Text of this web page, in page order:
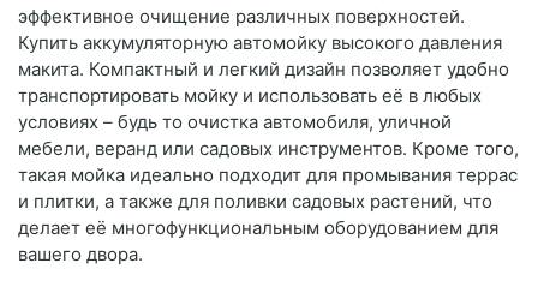
эффективное очищение различных поверхностей.
Купить аккумуляторную автомойку высокого давления
макита. Компактный и легкий дизайн позволяет удобно
транспортировать мойку и использовать её в любых
условиях – будь то очистка автомобиля, уличной
мебели, веранд или садовых инструментов. Кроме того,
такая мойка идеально подходит для промывания террас
и плитки, а также для поливки садовых растений, что
делает её многофункциональным оборудованием для
вашего двора.